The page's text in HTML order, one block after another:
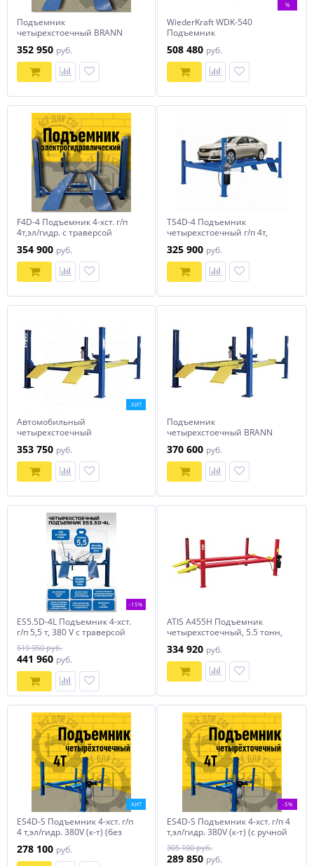
Подъемник
четырехстоечный BRANN
352 950 руб.
%
WiederKraft WDK-540
Подъемник
развала-схождения г/п 4
тонны
508 480 руб.
F4D-4 Подъемник 4-хст. г/п
4т,эл/гидр. с траверсой
354 900 руб.
TS4D-4 Подъемник
четырехстоечный г/п 4т,
325 900 руб.
ХИТ
Автомобильный
четырехстоечный
(380B) для сход-развала
353 750 руб.
Подъемник
четырехстоечный BRANN
370 600 руб.
-15%
ES5.5D-4L Подъемник 4-хст.
г/п 5,5 т, 380 V с траверсой
2,0 т
519 950 руб.
441 960 руб.
ATIS А455H Подъемник
четырехстоечный, 5.5 тонн,
334 920 руб.
ХИТ
ES4D-S Подъемник 4-хст. г/п
4 т,эл/гидр. 380V (к-т) (без
278 100 руб.
-5%
ES4D-S Подъемник 4-хст. г/п 4
т,эл/гидр. 380V (к-т) (с ручной
траверсой)
305 100 руб.
289 850 руб.